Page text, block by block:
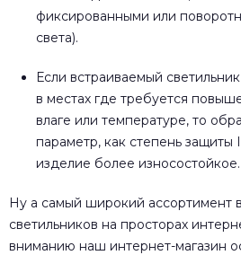
фиксированными или
света).
Если встраиваемый
в местах где требуется
влаге или температуре, то
параметр, как степень
изделие более износостойкое.
Ну а самый широкий ассортимент
светильников на просторах
вниманию наш интернет-магазин